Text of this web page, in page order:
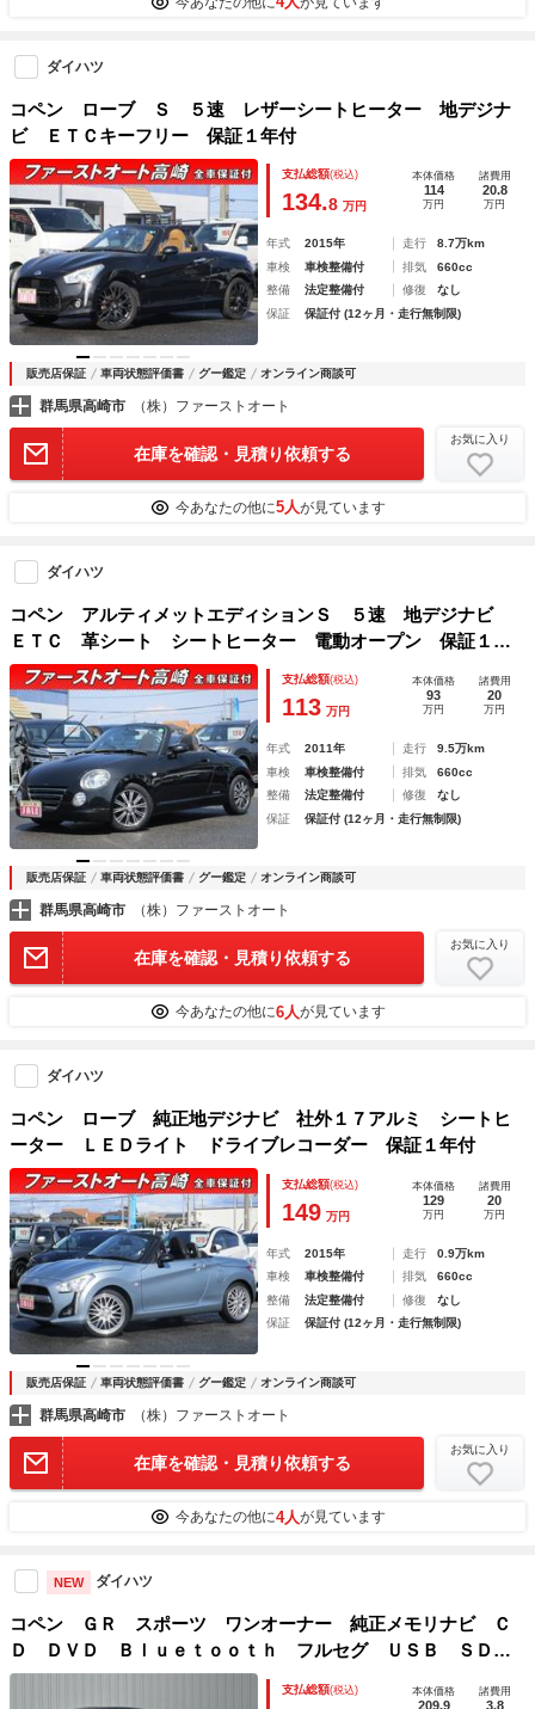
ダイハツ
コペン ローブ Ｓ ５速 レザーシートヒーター 地デジナ
ビ ＥＴＣキーフリー 保証１年付
支払総額(税込)
134.8 万円
本体価格
114
万円
諸費用
20.8
万円
年式 2015年 走行
8.7万km
車検
車検整備付 排気
660cc
整備
法定整備付 修復
なし
保証
保証付 (12ヶ月・走行無制限)
販売店保証 車両状態評価書 グー鑑定 オンライン商談可
群馬県高崎市 （株）ファーストオート
在庫を確認・見積り依頼する
お気に入り
今あなたの他に5人が見ています
ダイハツ
コペン アルティメットエディションＳ ５速 地デジナビ
ＥＴＣ 革シート シートヒーター 電動オープン 保証１年
付
支払総額(税込)
113 万円
本体価格
93
万円
諸費用
20
万円
年式 2011年 走行
9.5万km
車検
車検整備付 排気
660cc
整備
法定整備付 修復
なし
保証
保証付 (12ヶ月・走行無制限)
販売店保証 車両状態評価書 グー鑑定 オンライン商談可
群馬県高崎市 （株）ファーストオート
在庫を確認・見積り依頼する
お気に入り
今あなたの他に6人が見ています
ダイハツ
コペン ローブ 純正地デジナビ 社外１７アルミ シートヒ
ーター ＬＥＤライト ドライブレコーダー 保証１年付
支払総額(税込)
149 万円
本体価格
129
万円
諸費用
20
万円
年式 2015年 走行
0.9万km
車検
車検整備付 排気
660cc
整備
法定整備付 修復
なし
保証
保証付 (12ヶ月・走行無制限)
販売店保証 車両状態評価書 グー鑑定 オンライン商談可
群馬県高崎市 （株）ファーストオート
在庫を確認・見積り依頼する
お気に入り
今あなたの他に4人が見ています
NEW ダイハツ
コペン ＧＲ スポーツ ワンオーナー 純正メモリナビ Ｃ
Ｄ ＤＶＤ Ｂｌｕｅｔｏｏｔｈ フルセグ ＵＳＢ ＳＤ
ＥＴＣ２．０ シートヒーター ドライブレコーダー 革巻き
ステアリング
支払総額(税込) 本体価格
209.9
諸費用
3.8